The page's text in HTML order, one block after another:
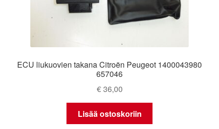
ECU liukuovien takana Citroën Peugeot 1400043980
657046
€36,00
Lisää ostoskoriin